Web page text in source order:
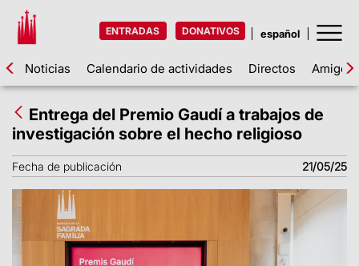
ENTRADAS DONATIVOS
Noticias Calendario de actividades Directos Amigos
Entrega del Premio Gaudí a trabajos de
investigación sobre el hecho religioso
Fecha de publicación 21/05/25